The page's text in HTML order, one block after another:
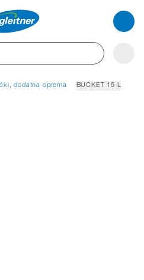
dodatna oprema BUCKET 15 L